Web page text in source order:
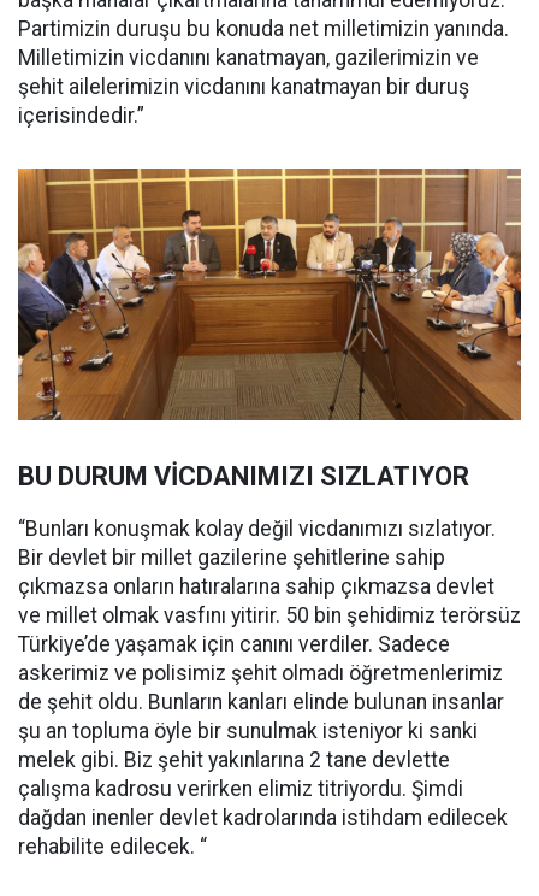
Partimizin duruşu bu konuda net milletimizin yanında.
Milletimizin vicdanını kanatmayan, gazilerimizin ve
şehit ailelerimizin vicdanını kanatmayan bir duruş
içerisindedir.”
BU DURUM VİCDANIMIZI SIZLATIYOR
“Bunları konuşmak kolay değil vicdanımızı sızlatıyor.
Bir devlet bir millet gazilerine şehitlerine sahip
çıkmazsa onların hatıralarına sahip çıkmazsa devlet
ve millet olmak vasfını yitirir. 50 bin şehidimiz terörsüz
Türkiye’de yaşamak için canını verdiler. Sadece
askerimiz ve polisimiz şehit olmadı öğretmenlerimiz
de şehit oldu. Bunların kanları elinde bulunan insanlar
şu an topluma öyle bir sunulmak isteniyor ki sanki
melek gibi. Biz şehit yakınlarına 2 tane devlette
çalışma kadrosu verirken elimiz titriyordu. Şimdi
dağdan inenler devlet kadrolarında istihdam edilecek
rehabilite edilecek. “